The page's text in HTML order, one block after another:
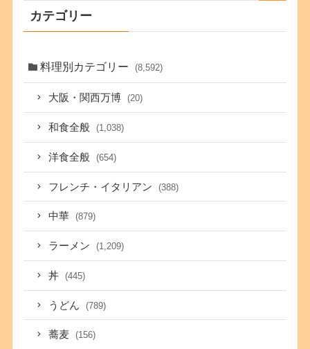
カテゴリー
料理別カテゴリー (8,592)
大阪・関西万博 (20)
和食全般 (1,038)
洋食全般 (654)
フレンチ・イタリアン (388)
中華 (879)
ラーメン (1,209)
丼 (445)
うどん (789)
蕎麦 (156)